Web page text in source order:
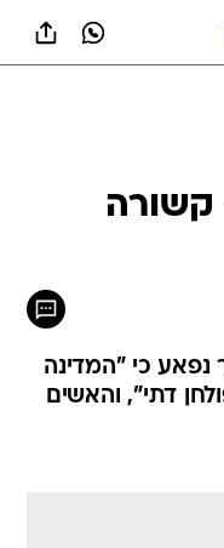
קשורה
אמר נפאע כי "המדינה
דתי", והאשים